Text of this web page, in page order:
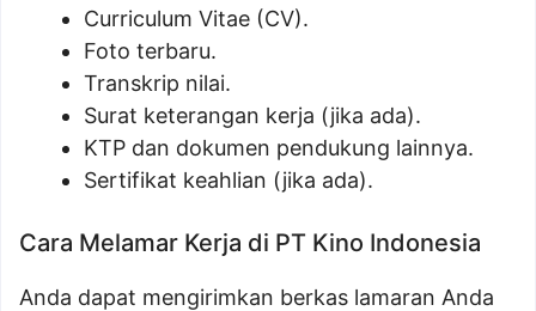
Curriculum Vitae (CV).
Foto terbaru.
Transkrip nilai.
Surat keterangan kerja (jika ada).
KTP dan dokumen pendukung lainnya.
Sertifikat keahlian (jika ada).
Cara Melamar Kerja di PT Kino Indonesia
Anda dapat mengirimkan berkas lamaran Anda